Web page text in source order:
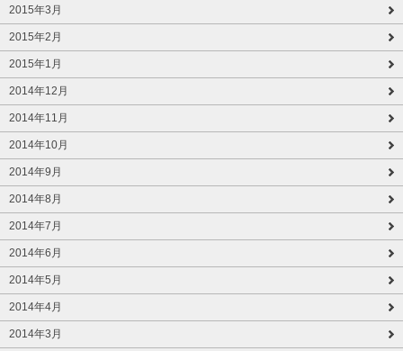
2015年3月
2015年2月
2015年1月
2014年12月
2014年11月
2014年10月
2014年9月
2014年8月
2014年7月
2014年6月
2014年5月
2014年4月
2014年3月